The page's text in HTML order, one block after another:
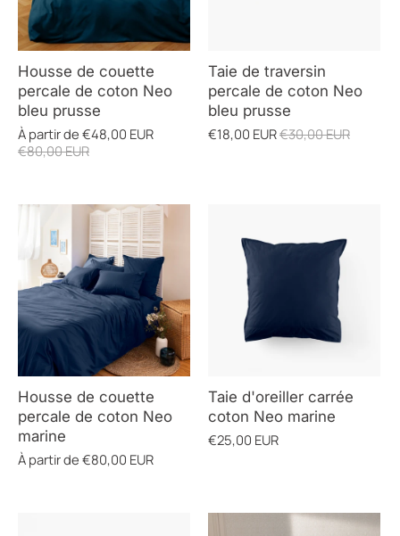
Housse de couette
percale de coton Neo
bleu prusse
À partir de €48,00 EUR
€80,00 EUR
Taie de traversin
percale de coton Neo
bleu prusse
€18,00 EUR€30,00 EUR
Housse de couette
percale de coton Neo
marine
À partir de €80,00 EUR
COULEUR
Taie d'oreiller carrée
coton Neo marine
€25,00 EUR